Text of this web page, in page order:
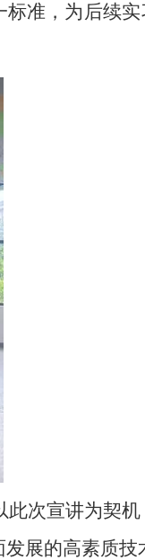
准，为后续
次宣讲为契
展的高素质技